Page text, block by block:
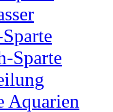
Sparte
Aquarien